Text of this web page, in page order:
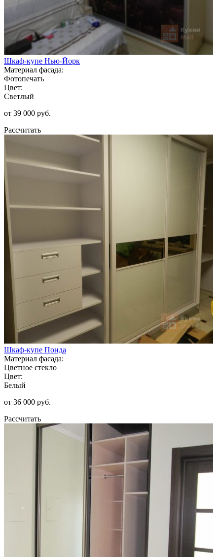
Шкаф-купе Нью-Йорк
Материал фасада:
Фотопечать
Цвет:
Светлый
от 39 000 руб.
Рассчитать
Шкаф-купе Понда
Материал фасада:
Цветное стекло
Цвет:
Белый
от 36 000 руб.
Рассчитать